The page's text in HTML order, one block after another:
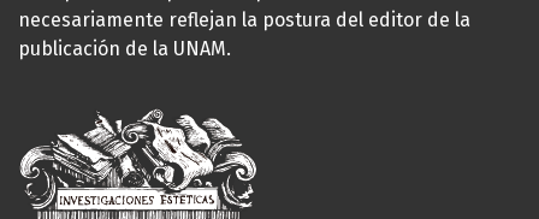
necesariamente reflejan la postura del editor de la
publicación de la UNAM.